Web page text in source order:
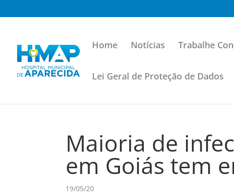
Home Notícias Trabalhe
Lei Geral de Proteção de Dados
Maioria de
em Goiás tem
19/05/20